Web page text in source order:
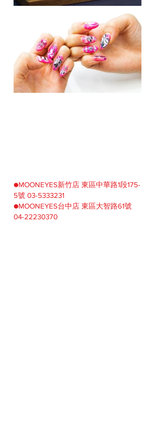
●MOONEYES新竹店 東區中華路1段175-
5號 03-5333231
●MOONEYES台中店 東區大智路61號
04-22230370